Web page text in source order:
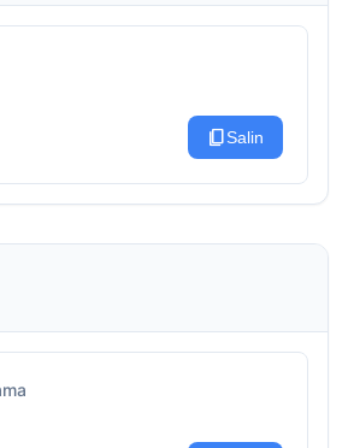
content_copySalin